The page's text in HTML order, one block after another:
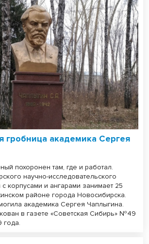
гробница академика Сергея
похоронен там, где и работал.
научно-исследовательского
с корпусами и ангарами занимает 25
районе города Новосибирска.
академика Сергея Чаплыгина.
в газете «Советская Сибирь» №49
года.